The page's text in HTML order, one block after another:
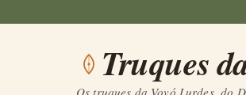
conteúdo
Truques